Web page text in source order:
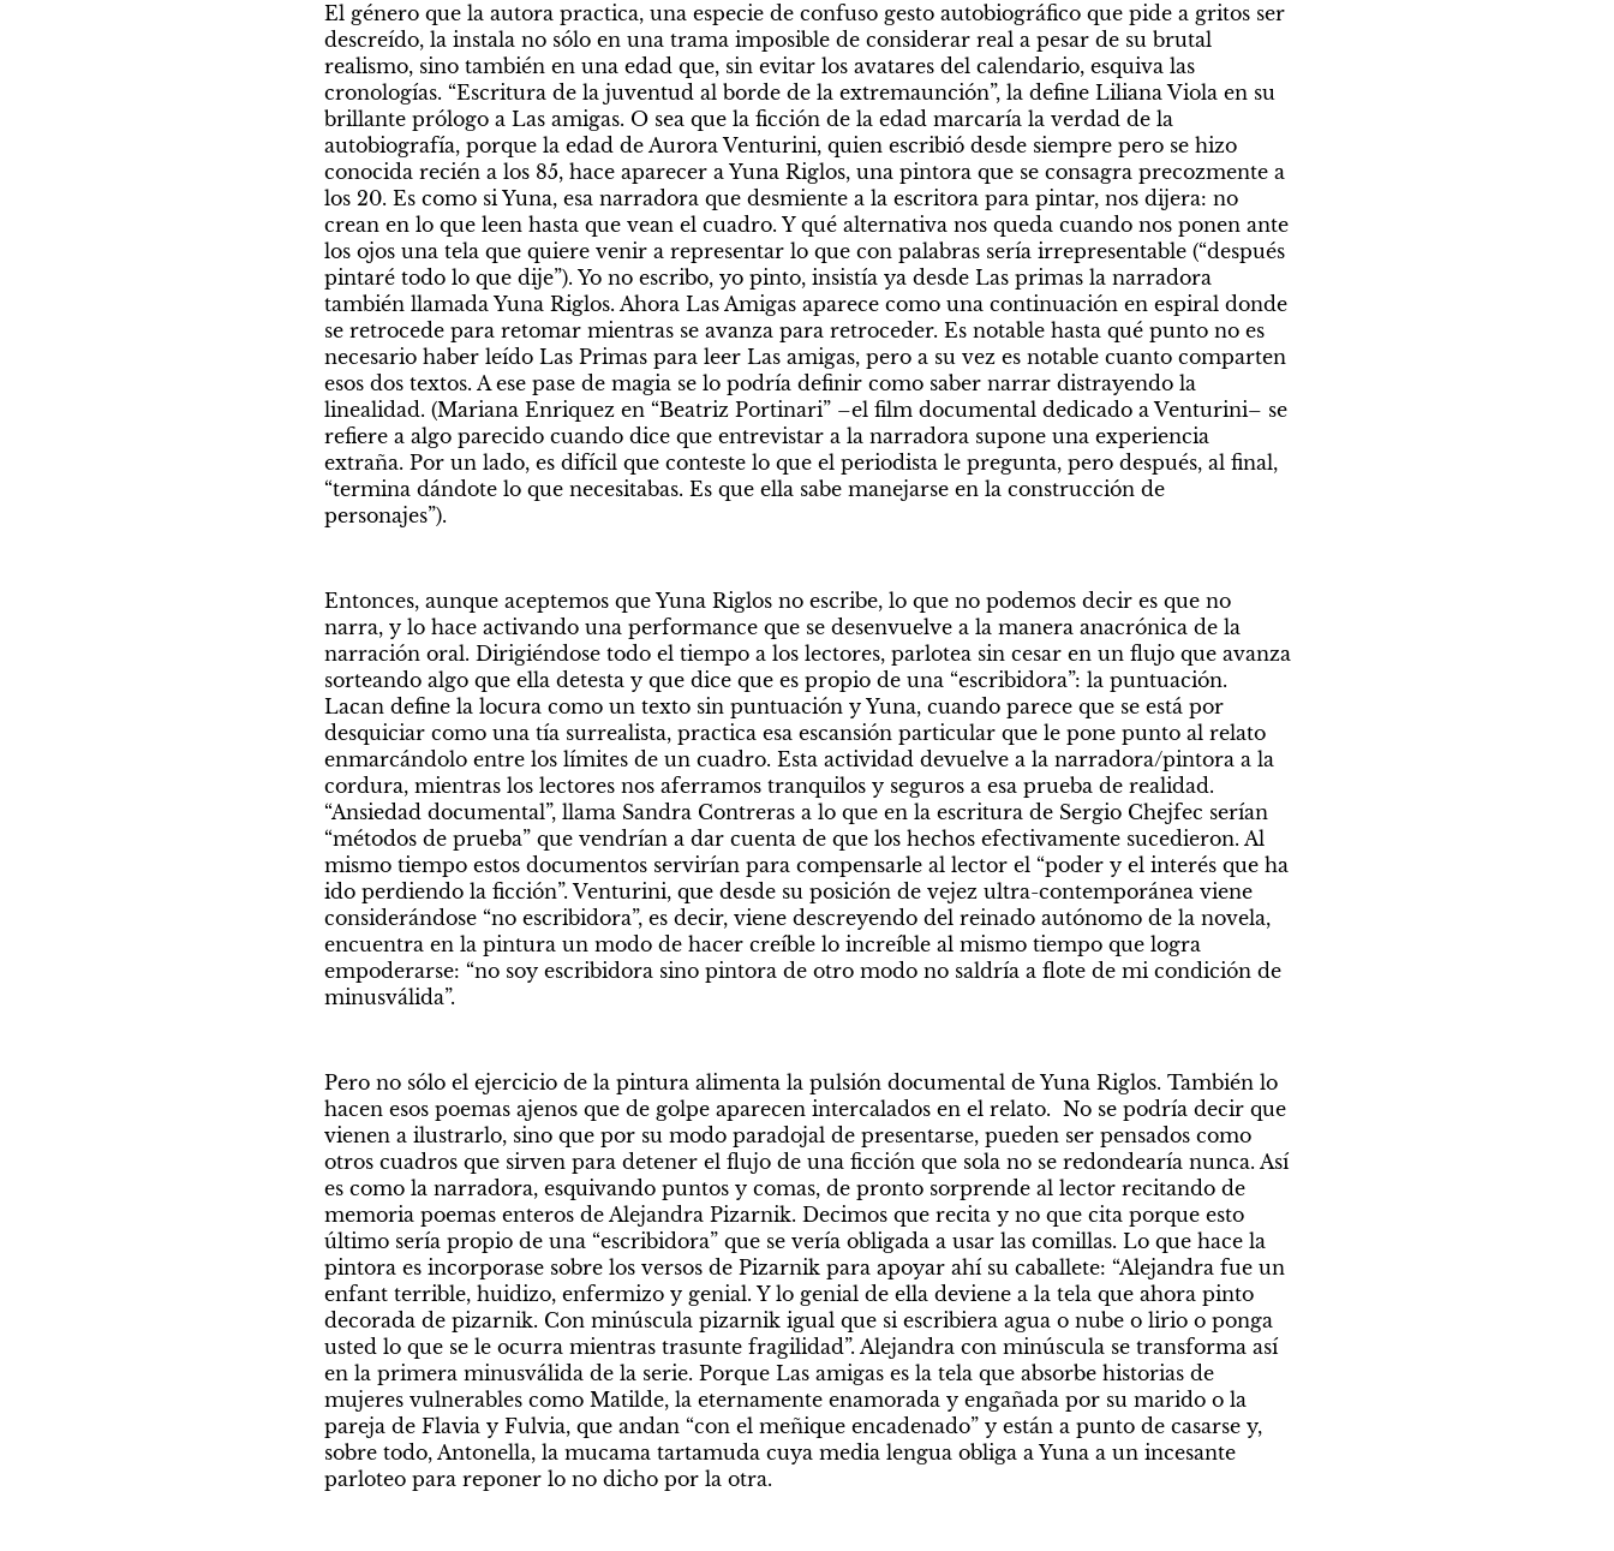
El género que la autora practica, una especie de confuso gesto autobiográfico que pide a gritos ser
descreído, la instala no sólo en una trama imposible de considerar real a pesar de su brutal
realismo, sino también en una edad que, sin evitar los avatares del calendario, esquiva las
cronologías. “Escritura de la juventud al borde de la extremaunción”, la define Liliana Viola en su
brillante prólogo a Las amigas. O sea que la ficción de la edad marcaría la verdad de la
autobiografía, porque la edad de Aurora Venturini, quien escribió desde siempre pero se hizo
conocida recién a los 85, hace aparecer a Yuna Riglos, una pintora que se consagra precozmente a
los 20. Es como si Yuna, esa narradora que desmiente a la escritora para pintar, nos dijera: no
crean en lo que leen hasta que vean el cuadro. Y qué alternativa nos queda cuando nos ponen ante
los ojos una tela que quiere venir a representar lo que con palabras sería irrepresentable (“después
pintaré todo lo que dije”). Yo no escribo, yo pinto, insistía ya desde Las primas la narradora
también llamada Yuna Riglos. Ahora Las Amigas aparece como una continuación en espiral donde
se retrocede para retomar mientras se avanza para retroceder. Es notable hasta qué punto no es
necesario haber leído Las Primas para leer Las amigas, pero a su vez es notable cuanto comparten
esos dos textos. A ese pase de magia se lo podría definir como saber narrar distrayendo la
linealidad. (Mariana Enriquez en “Beatriz Portinari” –el film documental dedicado a Venturini– se
refiere a algo parecido cuando dice que entrevistar a la narradora supone una experiencia
extraña. Por un lado, es difícil que conteste lo que el periodista le pregunta, pero después, al final,
“termina dándote lo que necesitabas. Es que ella sabe manejarse en la construcción de
personajes”).
Entonces, aunque aceptemos que Yuna Riglos no escribe, lo que no podemos decir es que no
narra, y lo hace activando una performance que se desenvuelve a la manera anacrónica de la
narración oral. Dirigiéndose todo el tiempo a los lectores, parlotea sin cesar en un flujo que avanza
sorteando algo que ella detesta y que dice que es propio de una “escribidora”: la puntuación.
Lacan define la locura como un texto sin puntuación y Yuna, cuando parece que se está por
desquiciar como una tía surrealista, practica esa escansión particular que le pone punto al relato
enmarcándolo entre los límites de un cuadro. Esta actividad devuelve a la narradora/pintora a la
cordura, mientras los lectores nos aferramos tranquilos y seguros a esa prueba de realidad.
“Ansiedad documental”, llama Sandra Contreras a lo que en la escritura de Sergio Chejfec serían
“métodos de prueba” que vendrían a dar cuenta de que los hechos efectivamente sucedieron. Al
mismo tiempo estos documentos servirían para compensarle al lector el “poder y el interés que ha
ido perdiendo la ficción”. Venturini, que desde su posición de vejez ultra-contemporánea viene
considerándose “no escribidora”, es decir, viene descreyendo del reinado autónomo de la novela,
encuentra en la pintura un modo de hacer creíble lo increíble al mismo tiempo que logra
empoderarse: “no soy escribidora sino pintora de otro modo no saldría a flote de mi condición de
minusválida”.
Pero no sólo el ejercicio de la pintura alimenta la pulsión documental de Yuna Riglos. También lo
hacen esos poemas ajenos que de golpe aparecen intercalados en el relato.  No se podría decir que
vienen a ilustrarlo, sino que por su modo paradojal de presentarse, pueden ser pensados como
otros cuadros que sirven para detener el flujo de una ficción que sola no se redondearía nunca. Así
es como la narradora, esquivando puntos y comas, de pronto sorprende al lector recitando de
memoria poemas enteros de Alejandra Pizarnik. Decimos que recita y no que cita porque esto
último sería propio de una “escribidora” que se vería obligada a usar las comillas. Lo que hace la
pintora es incorporase sobre los versos de Pizarnik para apoyar ahí su caballete: “Alejandra fue un
enfant terrible, huidizo, enfermizo y genial. Y lo genial de ella deviene a la tela que ahora pinto
decorada de pizarnik. Con minúscula pizarnik igual que si escribiera agua o nube o lirio o ponga
usted lo que se le ocurra mientras trasunte fragilidad”. Alejandra con minúscula se transforma así
en la primera minusválida de la serie. Porque Las amigas es la tela que absorbe historias de
mujeres vulnerables como Matilde, la eternamente enamorada y engañada por su marido o la
pareja de Flavia y Fulvia, que andan “con el meñique encadenado” y están a punto de casarse y,
sobre todo, Antonella, la mucama tartamuda cuya media lengua obliga a Yuna a un incesante
parloteo para reponer lo no dicho por la otra.